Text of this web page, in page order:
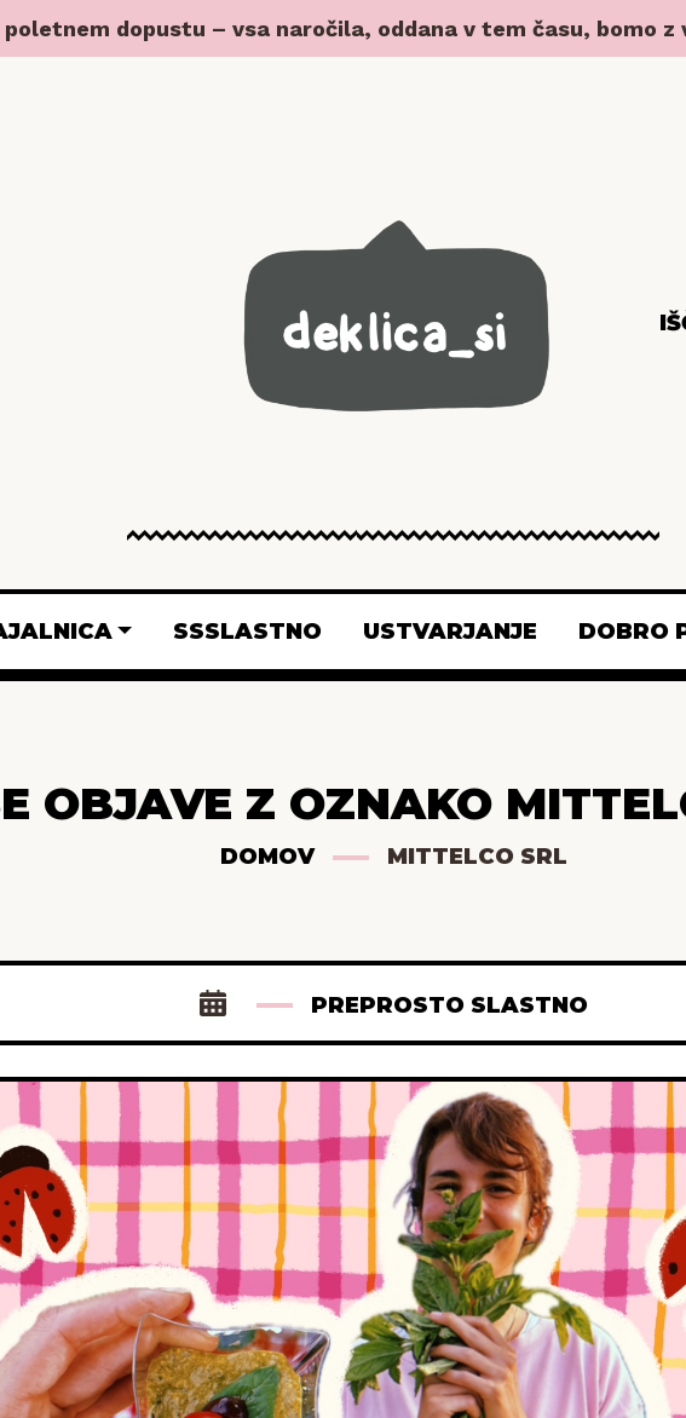
poletnem dopustu – vsa naročila, oddana v tem času, bomo
SSSLASTNO USTVARJANJE DOBRO
OBJAVE Z OZNAKO
DOMOV MITTELCO SRL
PREPROSTO SLASTNO